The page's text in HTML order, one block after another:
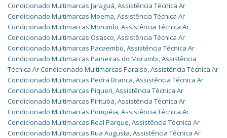
Condicionado Multimarcas Jaraguá,Assistência Técnica Ar
Condicionado Multimarcas Moema,Assistência Técnica Ar
Condicionado Multimarcas Morumbi,Assistência Técnica Ar
Condicionado Multimarcas Osasco,Assistência Técnica Ar
Condicionado Multimarcas Pacaembú,Assistência Técnica Ar
Condicionado Multimarcas Paineiras do Morumbi,Assistência
Técnica Ar Condicionado Multimarcas Paraíso,Assistência Técnica Ar
Condicionado Multimarcas Pedra Branca,Assistência Técnica Ar
Condicionado Multimarcas Piqueri,Assistência Técnica Ar
Condicionado Multimarcas Pirituba,Assistência Técnica Ar
Condicionado Multimarcas Pompéia,Assistência Técnica Ar
Condicionado Multimarcas Real Parque,Assistência Técnica Ar
Condicionado Multimarcas Rua Augusta,Assistência Técnica Ar